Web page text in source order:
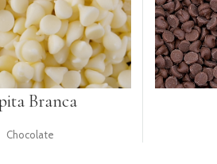
Branca
Chocolate